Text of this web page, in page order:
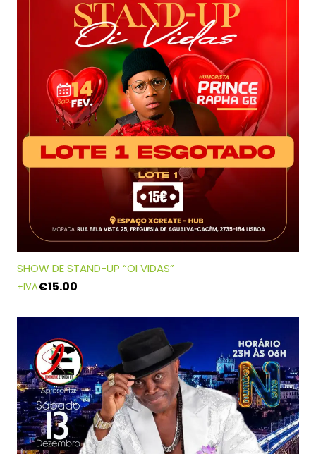
SHOW DE STAND-UP “OI VIDAS”
€15.00
+IVA